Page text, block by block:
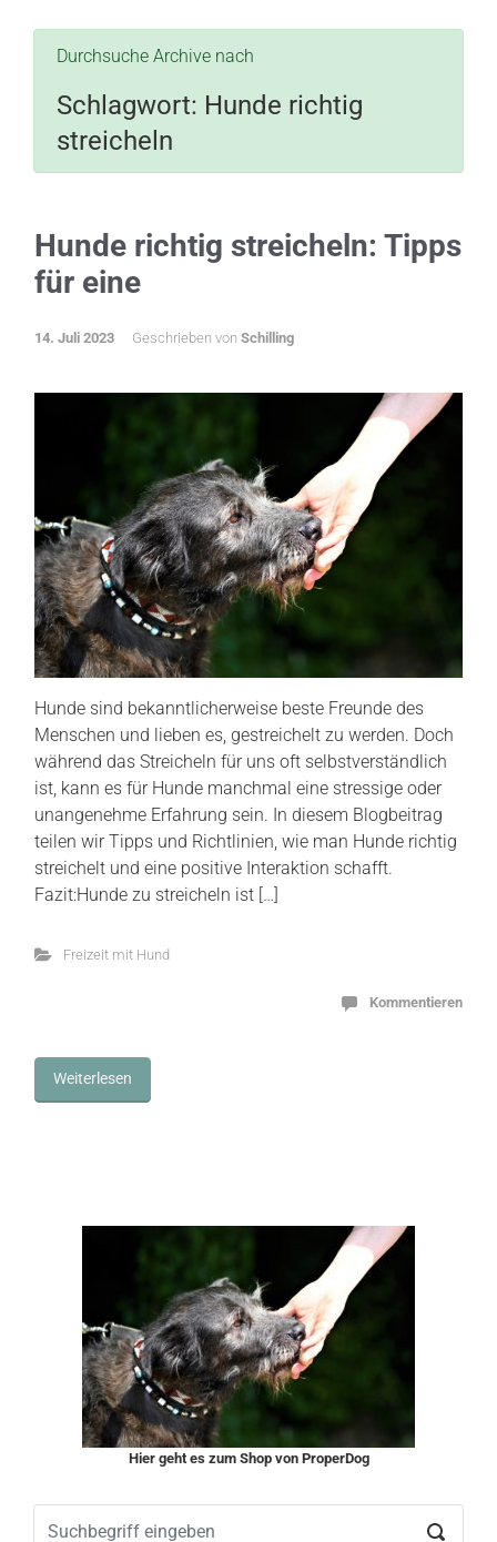
Durchsuche Archive nach
Schlagwort: Hunde richtig
streicheln
Hunde richtig streicheln: Tipps
für eine
14. Juli 2023 Geschrieben von Schilling
Hunde sind bekanntlicherweise beste Freunde des
Menschen und lieben es, gestreichelt zu werden. Doch
während das Streicheln für uns oft selbstverständlich
ist, kann es für Hunde manchmal eine stressige oder
unangenehme Erfahrung sein. In diesem Blogbeitrag
teilen wir Tipps und Richtlinien, wie man Hunde richtig
streichelt und eine positive Interaktion schafft.
Fazit:Hunde zu streicheln ist […]
Freizeit mit Hund
Kommentieren
Weiterlesen
Hier geht es zum Shop von ProperDog